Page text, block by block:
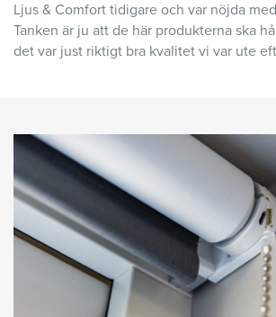
Ljus & Comfort tidigare och var nöjda
Tanken är ju att de här produkterna ska
det var just riktigt bra kvalitet vi var ute